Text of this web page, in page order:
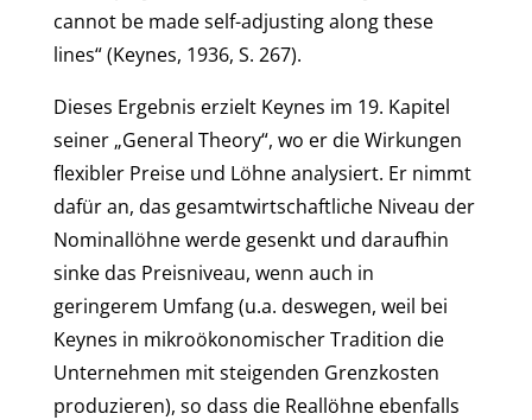
cannot be made self-adjusting along these
lines“ (Keynes, 1936, S. 267).
Dieses Ergebnis erzielt Keynes im 19. Kapitel
seiner „General Theory“, wo er die Wirkungen
flexibler Preise und Löhne analysiert. Er nimmt
dafür an, das gesamtwirtschaftliche Niveau der
Nominallöhne werde gesenkt und daraufhin
sinke das Preisniveau, wenn auch in
geringerem Umfang (u.a. deswegen, weil bei
Keynes in mikroökonomischer Tradition die
Unternehmen mit steigenden Grenzkosten
produzieren), so dass die Reallöhne ebenfalls